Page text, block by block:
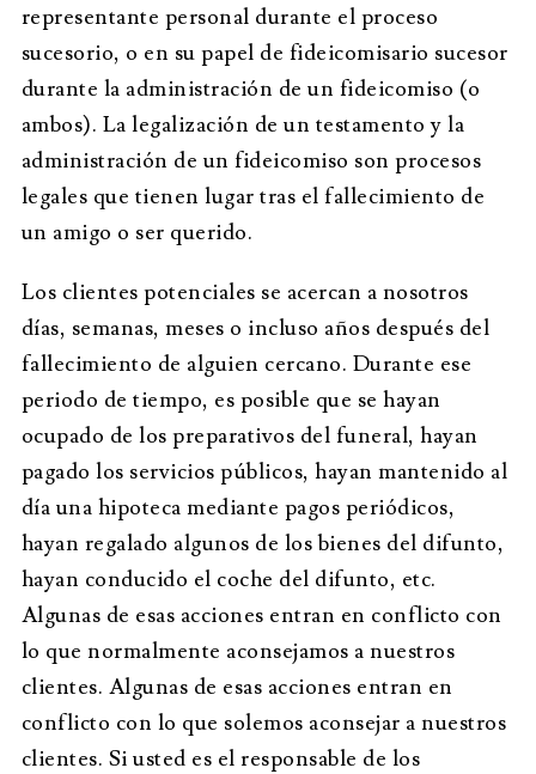
representante personal durante el proceso
sucesorio, o en su papel de fideicomisario sucesor
durante la administración de un fideicomiso (o
ambos). La legalización de un testamento y la
administración de un fideicomiso son procesos
legales que tienen lugar tras el fallecimiento de
un amigo o ser querido.
Los clientes potenciales se acercan a nosotros
días, semanas, meses o incluso años después del
fallecimiento de alguien cercano. Durante ese
periodo de tiempo, es posible que se hayan
ocupado de los preparativos del funeral, hayan
pagado los servicios públicos, hayan mantenido al
día una hipoteca mediante pagos periódicos,
hayan regalado algunos de los bienes del difunto,
hayan conducido el coche del difunto, etc.
Algunas de esas acciones entran en conflicto con
lo que normalmente aconsejamos a nuestros
clientes. Algunas de esas acciones entran en
conflicto con lo que solemos aconsejar a nuestros
clientes. Si usted es el responsable de los